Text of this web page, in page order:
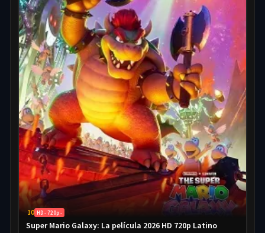
10 HD - 720p -
Super Mario Galaxy: La película 2026 HD 720p Latino